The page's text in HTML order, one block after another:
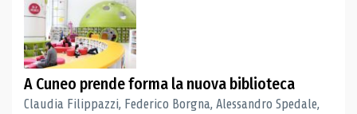
A Cuneo prende forma la nuova biblioteca
Claudia Filippazzi, Federico Borgna, Alessandro Spedale,